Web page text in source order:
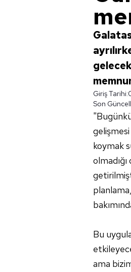
Giriş Tarihi:
Son
koymak
Bu
ama